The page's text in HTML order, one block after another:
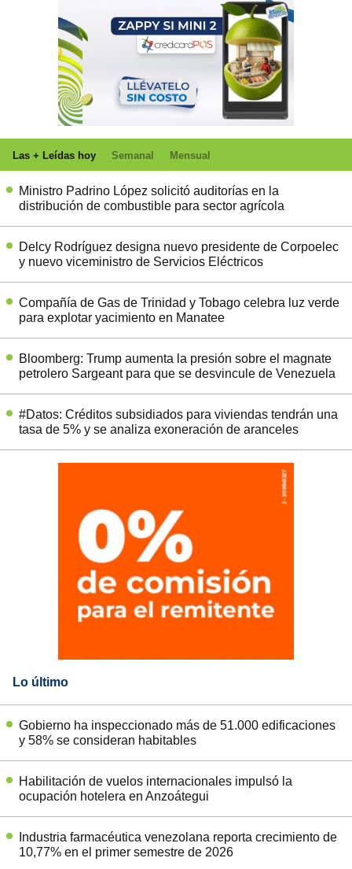
Las + Leídas hoy Semanal Mensual
Ministro Padrino López solicitó auditorías en la
distribución de combustible para sector agrícola
Delcy Rodríguez designa nuevo presidente de Corpoelec
y nuevo viceministro de Servicios Eléctricos
Compañía de Gas de Trinidad y Tobago celebra luz verde
para explotar yacimiento en Manatee
Bloomberg: Trump aumenta la presión sobre el magnate
petrolero Sargeant para que se desvincule de Venezuela
#Datos: Créditos subsidiados para viviendas tendrán una
tasa de 5% y se analiza exoneración de aranceles
Lo último
Gobierno ha inspeccionado más de 51.000 edificaciones
y 58% se consideran habitables
Habilitación de vuelos internacionales impulsó la
ocupación hotelera en Anzoátegui
Industria farmacéutica venezolana reporta crecimiento de
10,77% en el primer semestre de 2026